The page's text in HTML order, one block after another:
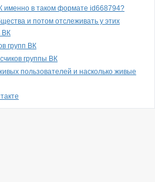
именно в таком формате id668794?
и потом отслеживать у этих
ВК
групп ВК
группы ВК
пользователей и насколько живые